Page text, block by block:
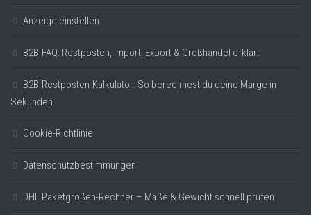
Anzeige einstellen
B2B-FAQ: Restposten, Import, Export & Großhandel erklärt
B2B-Restposten-Kalkulator: So berechnest du deine Marge in
Sekunden
Cookie-Richtlinie
Datenschutzbestimmungen
DHL Paketgrößen-Rechner – Maße & Gewicht schnell prüfen